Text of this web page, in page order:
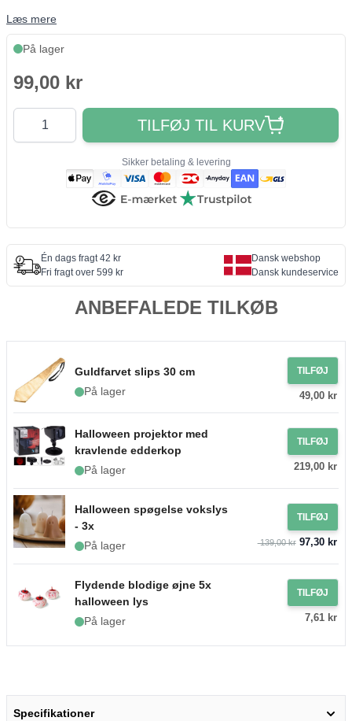
Læs mere
På lager
99,00 kr
Antal
TILFØJ TIL KURV
Sikker betaling & levering
Én dags fragt 42 kr
Fri fragt over 599 kr
Dansk webshop
Dansk kundeservice
ANBEFALEDE TILKØB
Guldfarvet slips 30 cm
På lager
TILFØJ
49,00 kr
Halloween projektor med
kravlende edderkop
På lager
TILFØJ
219,00 kr
Halloween spøgelse vokslys
- 3x
På lager
TILFØJ
139,00 kr97,30 kr
Flydende blodige øjne 5x
halloween lys
På lager
TILFØJ
7,61 kr
Specifikationer